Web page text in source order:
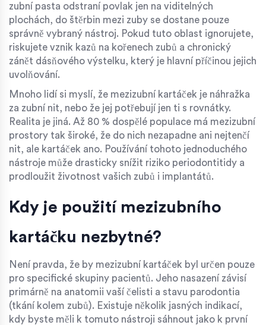
zubní pasta odstraní povlak jen na viditelných
plochách, do štěrbin mezi zuby se dostane pouze
správně vybraný nástroj. Pokud tuto oblast ignorujete,
riskujete vznik kazů na kořenech zubů a chronický
zánět dásňového výstelku, který je hlavní příčinou jejich
uvolňování.
Mnoho lidí si myslí, že mezizubní kartáček je náhražka
za zubní nit, nebo že jej potřebují jen ti s rovnátky.
Realita je jiná. Až 80 % dospělé populace má mezizubní
prostory tak široké, že do nich nezapadne ani nejtenčí
nit, ale kartáček ano. Používání tohoto jednoduchého
nástroje může drasticky snížit riziko periodontitidy a
prodloužit životnost vašich zubů i implantátů.
Kdy je použití mezizubního
kartáčku nezbytné?
Není pravda, že by mezizubní kartáček byl určen pouze
pro specifické skupiny pacientů. Jeho nasazení závisí
primárně na anatomii vaší čelisti a stavu parodontia
(tkání kolem zubů). Existuje několik jasných indikací,
kdy byste měli k tomuto nástroji sáhnout jako k první